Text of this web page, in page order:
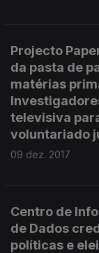
Projecto
da pasta de
matérias
televisiva
voluntariado
09 dez. 2017
Centro de
de Dados
políticas e